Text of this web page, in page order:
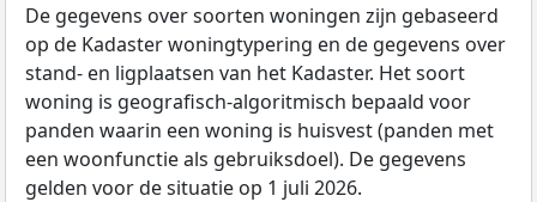
De gegevens over soorten woningen zijn gebaseerd
op de Kadaster woningtypering en de gegevens over
stand- en ligplaatsen van het Kadaster. Het soort
woning is geografisch-algoritmisch bepaald voor
panden waarin een woning is huisvest (panden met
een woonfunctie als gebruiksdoel). De gegevens
gelden voor de situatie op 1 juli 2026.